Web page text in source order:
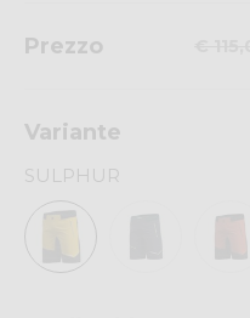
Prezzo
Variante
SULPHUR